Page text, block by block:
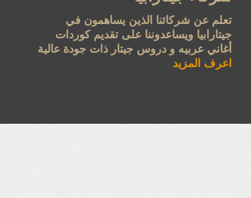
تعلم عن شركائنا الذين يساهمون في
جيتارابيا ويساعدوننا على تقديم كوردات
أغاني عربيه و دروس جيتار ذات جودة عالية
اعرف المزيد